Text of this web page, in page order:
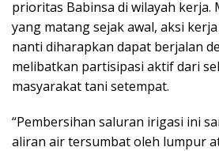
prioritas Babinsa di wilayah kerja.
yang matang sejak awal, aksi
nanti diharapkan dapat berjalan
melibatkan partisipasi aktif dari
masyarakat tani setempat.
“Pembersihan saluran irigasi ini
aliran air tersumbat oleh lumpur